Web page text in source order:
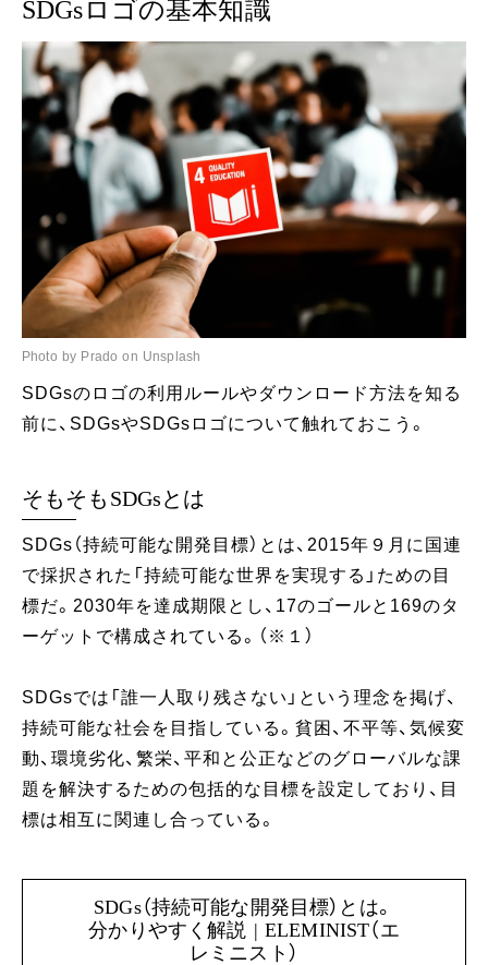
SDGsロゴの基本知識
Photo by Prado on Unsplash
SDGsのロゴの利用ルールやダウンロード方法を知る
前に、SDGsやSDGsロゴについて触れておこう。
そもそもSDGsとは
SDGs（持続可能な開発目標）とは、2015年９月に国連
で採択された「持続可能な世界を実現する」ための目
標だ。2030年を達成期限とし、17のゴールと169のタ
ーゲットで構成されている。（※１）
SDGsでは「誰一人取り残さない」という理念を掲げ、
持続可能な社会を目指している。貧困、不平等、気候変
動、環境劣化、繁栄、平和と公正などのグローバルな課
題を解決するための包括的な目標を設定しており、目
標は相互に関連し合っている。
SDGs（持続可能な開発目標）とは。
分かりやすく解説 | ELEMINIST（エ
レミニスト）